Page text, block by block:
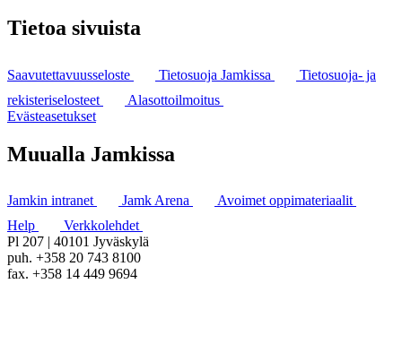
Tietoa sivuista
Saavutettavuusseloste Tietosuoja Jamkissa
Tietosuoja- ja
rekisteriselosteet
Alasottoilmoitus
Evästeasetukset
Muualla Jamkissa
Jamkin intranet Jamk Arena
Avoimet oppimateriaalit
Help
Verkkolehdet
Pl 207 | 40101 Jyväskylä
puh. +358 20 743 8100
fax. +358 14 449 9694